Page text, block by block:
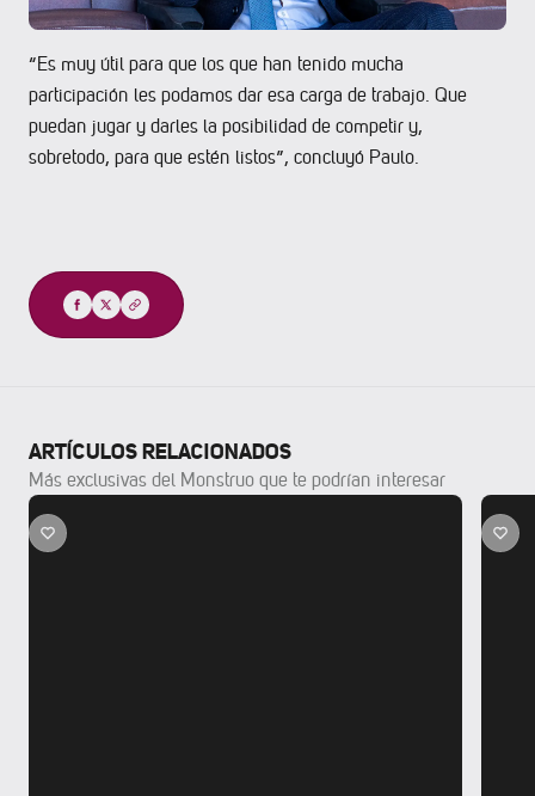
“Es muy útil para que los que han tenido mucha
participación les podamos dar esa carga de trabajo. Que
puedan jugar y darles la posibilidad de competir y,
sobretodo, para que estén listos”, concluyó Paulo.
Compartir
ARTÍCULOS RELACIONADOS
Más exclusivas del Monstruo que te podrían interesar